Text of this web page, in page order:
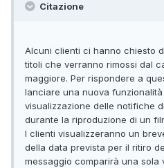
Citazione
Alcuni clienti ci hanno chiesto
titoli che verranno rimossi dal
maggiore. Per rispondere a
lanciare una nuova
visualizzazione delle notifiche
durante la riproduzione di un
I clienti visualizzeranno un
della data prevista per il ritiro
messaggio comparirà una